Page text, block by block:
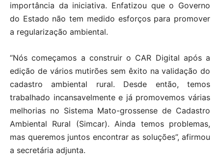
importância da iniciativa. Enfatizou que o Governo
do Estado não tem medido esforços para promover
a regularização ambiental.
“Nós começamos a construir o CAR Digital após a
edição de vários mutirões sem êxito na validação do
cadastro ambiental rural. Desde então, temos
trabalhado incansavelmente e já promovemos várias
melhorias no Sistema Mato-grossense de Cadastro
Ambiental Rural (Simcar). Ainda temos problemas,
mas queremos juntos encontrar as soluções”, afirmou
a secretária adjunta.